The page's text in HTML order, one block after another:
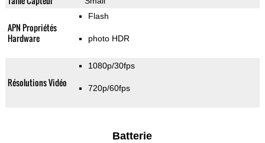
APN Propriétés
Hardware
Flash
photo HDR
Résolutions Vidéo
1080p/30fps
720p/60fps
Batterie